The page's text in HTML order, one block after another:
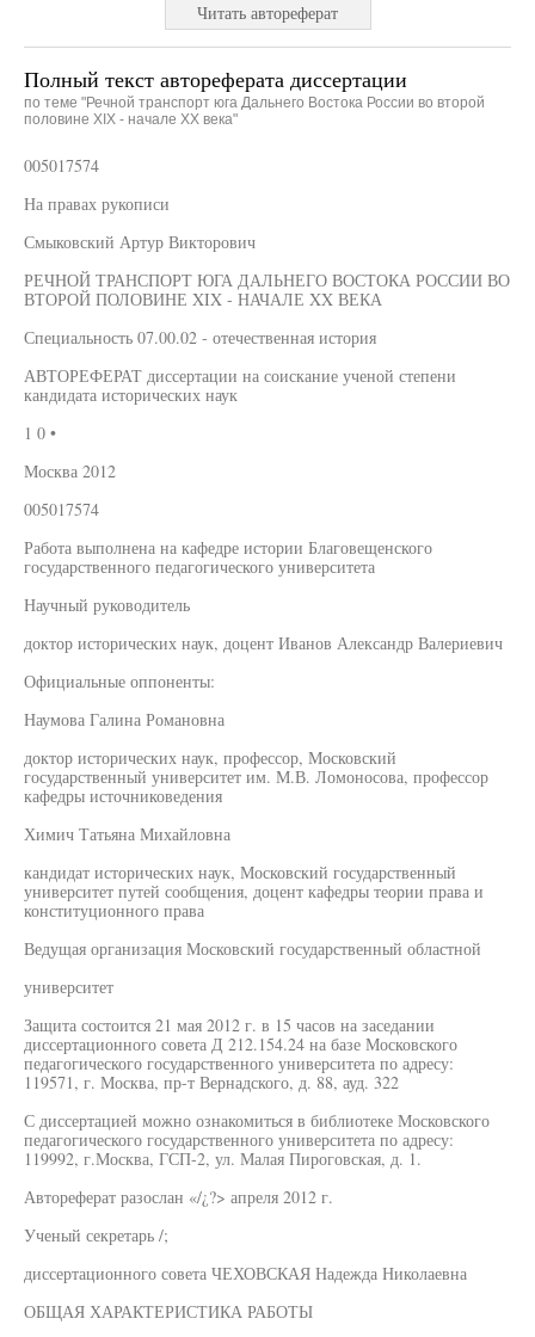
Читать автореферат
Полный текст автореферата диссертации
по теме "Речной транспорт юга Дальнего Востока России во второй
половине XIX - начале XX века"
005017574
На правах рукописи
Смыковский Артур Викторович
РЕЧНОЙ ТРАНСПОРТ ЮГА ДАЛЬНЕГО ВОСТОКА РОССИИ ВО
ВТОРОЙ ПОЛОВИНЕ XIX - НАЧАЛЕ XX ВЕКА
Специальность 07.00.02 - отечественная история
АВТОРЕФЕРАТ диссертации на соискание ученой степени
кандидата исторических наук
1 0 •
Москва 2012
005017574
Работа выполнена на кафедре истории Благовещенского
государственного педагогического университета
Научный руководитель
доктор исторических наук, доцент Иванов Александр Валериевич
Официальные оппоненты:
Наумова Галина Романовна
доктор исторических наук, профессор, Московский
государственный университет им. М.В. Ломоносова, профессор
кафедры источниковедения
Химич Татьяна Михайловна
кандидат исторических наук, Московский государственный
университет путей сообщения, доцент кафедры теории права и
конституционного права
Ведущая организация Московский государственный областной
университет
Защита состоится 21 мая 2012 г. в 15 часов на заседании
диссертационного совета Д 212.154.24 на базе Московского
педагогического государственного университета по адресу:
119571, г. Москва, пр-т Вернадского, д. 88, ауд. 322
С диссертацией можно ознакомиться в библиотеке Московского
педагогического государственного университета по адресу:
119992, г.Москва, ГСП-2, ул. Малая Пироговская, д. 1.
Автореферат разослан «/¿?> апреля 2012 г.
Ученый секретарь /;
диссертационного совета ЧЕХОВСКАЯ Надежда Николаевна
ОБЩАЯ ХАРАКТЕРИСТИКА РАБОТЫ